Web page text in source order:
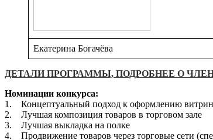
Екатерина Богачёва
ДЕТАЛИ ПРОГРАММЫ, ПОДРОБНЕЕ О
Номинации конкурса:
1. Концептуальный подход к оформлению
2. Лучшая композиция товаров в торговом зале
3. Лучшая выкладка на полке
4. Продвижение товаров через торговые сети